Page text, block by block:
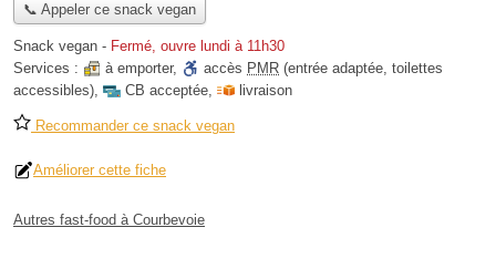
📞 Appeler ce snack vegan
Snack vegan - Fermé, ouvre lundi à 11h30
Services :
à emporter, accès PMR (entrée adaptée, toilettes
accessibles), CB acceptée, livraison
Recommander ce snack vegan
Améliorer cette fiche
Autres fast-food à Courbevoie